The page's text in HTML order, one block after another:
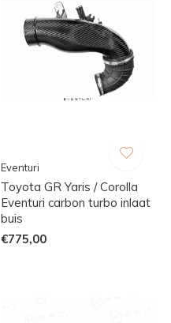
Eventuri
Toyota GR Yaris / Corolla
Eventuri carbon turbo inlaat
buis
€775,00